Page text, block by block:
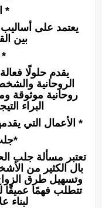
*
يعتمد على أساليب
بين
*
يقدم حلولًا
الروحانية
روحانية موثوقة
البراء
* الأعمال التي
تعتبر مسألة جلب
بال الكثير من
وتسهيل طرق
تتطلب فهمًا عميقًا
لبناء